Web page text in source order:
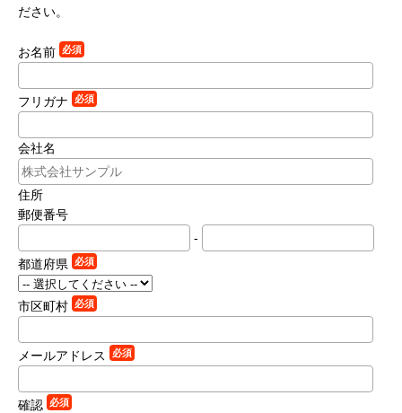
ださい。
お名前 必須
フリガナ 必須
会社名
住所
郵便番号
-
都道府県
必須
市区町村 必須
メールアドレス 必須
確認 必須